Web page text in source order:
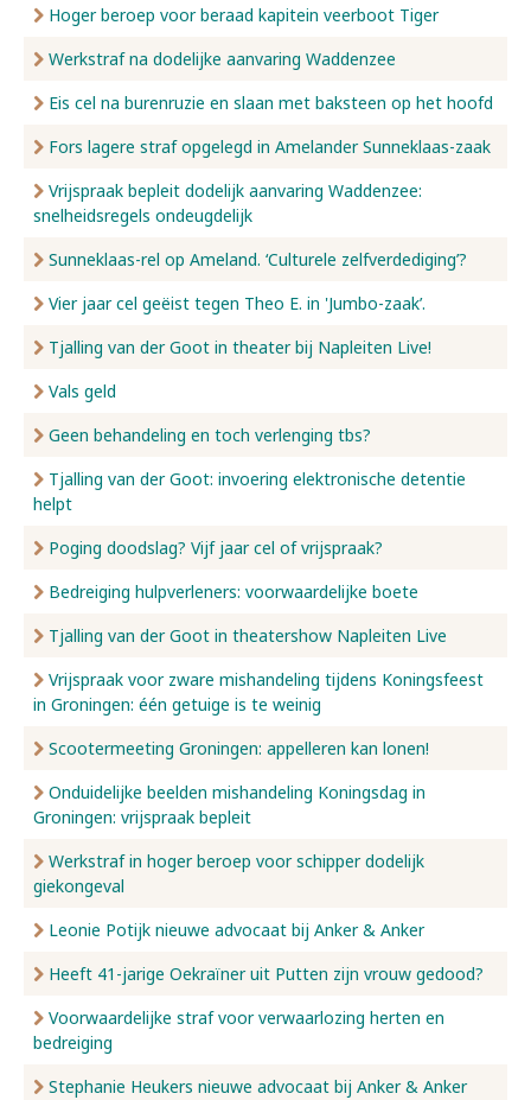
Hoger beroep voor beraad kapitein veerboot Tiger
Werkstraf na dodelijke aanvaring Waddenzee
Eis cel na burenruzie en slaan met baksteen op het hoofd
Fors lagere straf opgelegd in Amelander Sunneklaas-zaak
Vrijspraak bepleit dodelijk aanvaring Waddenzee:
snelheidsregels ondeugdelijk
Sunneklaas-rel op Ameland. ‘Culturele zelfverdediging’?
Vier jaar cel geëist tegen Theo E. in 'Jumbo-zaak’.
Tjalling van der Goot in theater bij Napleiten Live!
Vals geld
Geen behandeling en toch verlenging tbs?
Tjalling van der Goot: invoering elektronische detentie
helpt
Poging doodslag? Vijf jaar cel of vrijspraak?
Bedreiging hulpverleners: voorwaardelijke boete
Tjalling van der Goot in theatershow Napleiten Live
Vrijspraak voor zware mishandeling tijdens Koningsfeest
in Groningen: één getuige is te weinig
Scootermeeting Groningen: appelleren kan lonen!
Onduidelijke beelden mishandeling Koningsdag in
Groningen: vrijspraak bepleit
Werkstraf in hoger beroep voor schipper dodelijk
giekongeval
Leonie Potijk nieuwe advocaat bij Anker & Anker
Heeft 41-jarige Oekraïner uit Putten zijn vrouw gedood?
Voorwaardelijke straf voor verwaarlozing herten en
bedreiging
Stephanie Heukers nieuwe advocaat bij Anker & Anker